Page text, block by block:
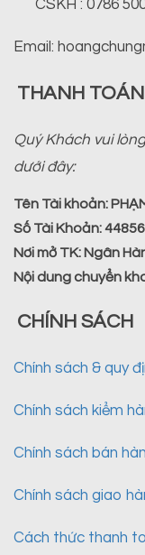
CSKH : 0786
Email:
THANH TOÁN
Quý Khách vui
dưới đây:
Tên Tài khoản:
Số Tài Khoản:
Nơi mở TK: Ngân
Nội dung chuyển
CHÍNH SÁCH
Chính sách & quy
Chính sách kiểm
Chính sách bán
Chính sách giao
Cách thức thanh